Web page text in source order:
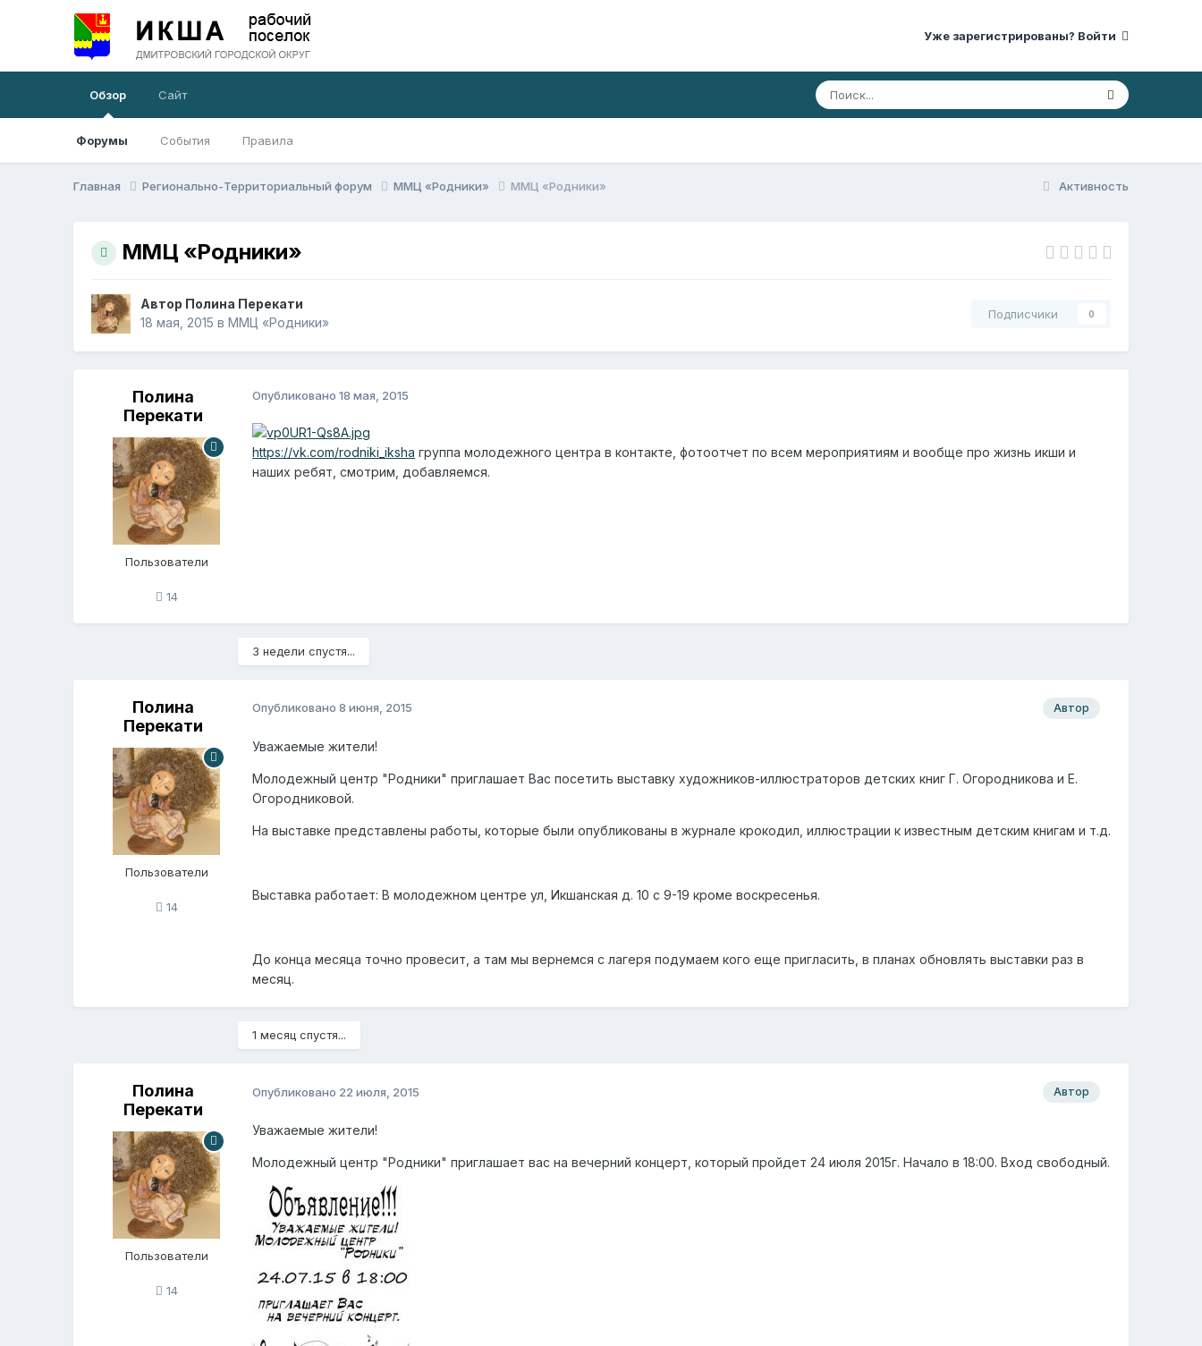
Уже зарегистрированы? Войти
Обзор
Форумы События Правила
Сайт
Активность
Главная Регионально-Территориальный форум ММЦ «Родники» ММЦ «Родники»
ММЦ «Родники»
Автор Полина Перекати
18 мая, 2015 вММЦ «Родники»
Подписчики 0
Полина
Перекати
Пользователи
14
Опубликовано18 мая, 2015
https://vk.com/rodniki_iksha группа молодежного центра в контакте, фотоотчет по всем мероприятиям и вообще про жизнь икши и
наших ребят, смотрим, добавляемся.
3 недели спустя...
Полина
Перекати
Пользователи
14
Автор
Опубликовано8 июня, 2015
Уважаемые жители!
Молодежный центр "Родники" приглашает Вас посетить выставку художников-иллюстраторов детских книг Г. Огородникова и Е.
Огородниковой.
На выставке представлены работы, которые были опубликованы в журнале крокодил, иллюстрации к известным детским книгам и т.д.
Выставка работает: В молодежном центре ул, Икшанская д. 10 с 9-19 кроме воскресенья.
До конца месяца точно провесит, а там мы вернемся с лагеря подумаем кого еще пригласить, в планах обновлять выставки раз в
месяц.
1 месяц спустя...
Полина
Перекати
Пользователи
14
Автор
Опубликовано 22 июля, 2015
Уважаемые жители!
Молодежный центр "Родники" приглашает вас на вечерний концерт, который пройдет 24 июля 2015г. Начало в 18:00. Вход свободный.